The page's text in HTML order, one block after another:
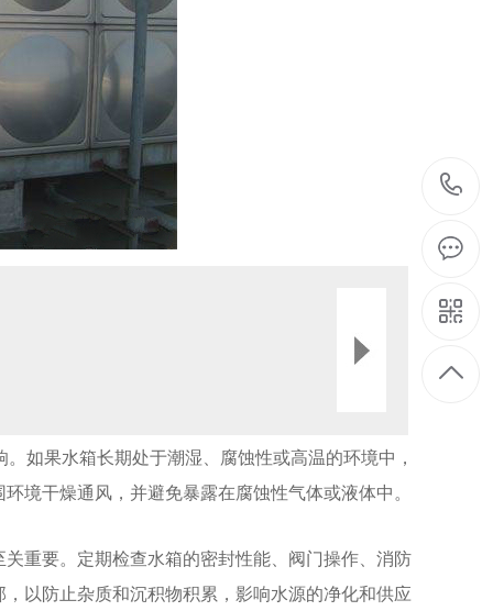
如果水箱长期处于潮湿、腐蚀性或高温的环境中，
境干燥通风，并避免暴露在腐蚀性气体或液体中。
重要。定期检查水箱的密封性能、阀门操作、消防
以防止杂质和沉积物积累，影响水源的净化和供应